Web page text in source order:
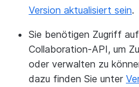
Version aktualisiert sein.
Sie benötigen Zugriff
Collaboration-API, um
oder verwalten zu
dazu finden Sie unter